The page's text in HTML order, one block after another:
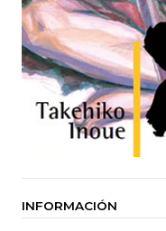
INFORMACIÓN